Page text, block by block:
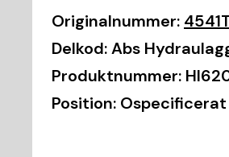
Originalnummer:
Delkod:Abs
Produktnummer:
Position: Ospecificerat